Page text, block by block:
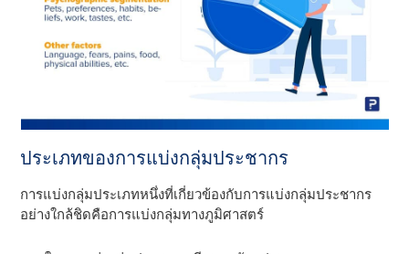
ประเภทของการแบ่งกลุ่มประชากร
การแบ่งกลุ่มประเภทหนึ่งที่เกี่ยวข้องกับการแบ่งกลุ่มประชากร
อย่างใกล้ชิดคือการแบ่งกลุ่มทางภูมิศาสตร์